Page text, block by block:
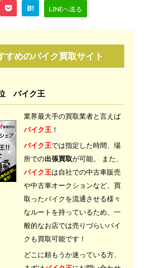
B! LINEへ送る
すめのバイク買取サイト
バイク王
業界最大手の買取業者と言えば
バイク王 ！
バイク王では指定した時間、場
所での出張買取が可能。 また、
バイク王は自社での中古車販売
や中古車オークションなど、買
取ったバイクを流通させる様々
なルートを持っているため、一
般的なお店では売りづらいバイ
クも買取可能です！
どこに頼もうか迷っている方、